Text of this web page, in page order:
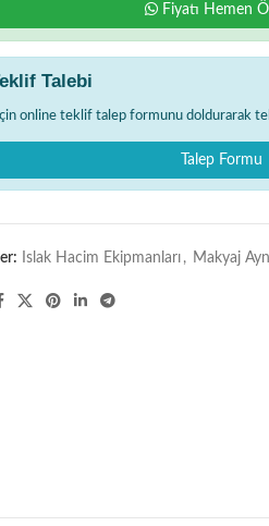
Fiyatı Hemen
Talebi
online teklif talep formunu doldurarak
Talep Formu
Islak Hacim Ekipmanları , Makyaj